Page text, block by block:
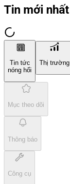
Tin mới nhất
Tin tức
nóng hổi
Thị trường
Mục theo dõi
Thông báo
Công cụ